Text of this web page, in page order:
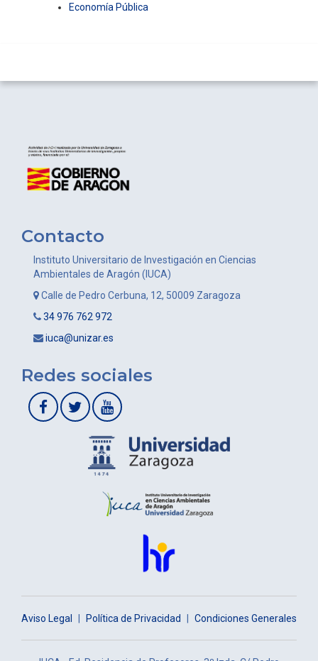
Economía Pública
Contacto
Instituto Universitario de Investigación en Ciencias
Ambientales de Aragón (IUCA)
Calle de Pedro Cerbuna, 12, 50009 Zaragoza
34 976 762 972
iuca@unizar.es
Redes sociales
Aviso Legal Política de Privacidad Condiciones Generales